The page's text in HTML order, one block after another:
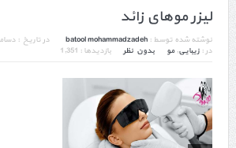
لیزر موهای زائد
نوشته شده توسط : batool mohammadzadeh در تاریخ : دسامبر
در : زیبایی,مو بدون نظر بازدیدها : 1,351